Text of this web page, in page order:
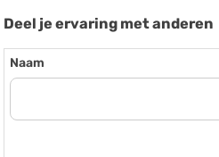
Deel je ervaring met anderen
Naam